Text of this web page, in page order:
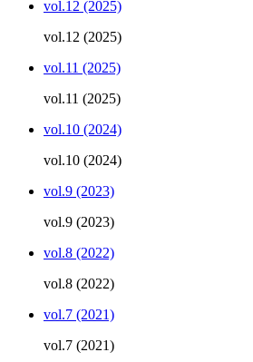
vol.12 (2025)
vol.12 (2025)
vol.11 (2025)
vol.11 (2025)
vol.10 (2024)
vol.10 (2024)
vol.9 (2023)
vol.9 (2023)
vol.8 (2022)
vol.8 (2022)
vol.7 (2021)
vol.7 (2021)